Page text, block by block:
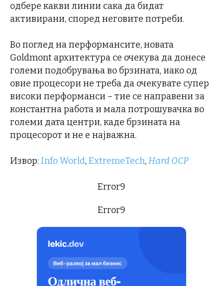
одбере какви линии сака да бидат
активирани, според неговите потреби.
Во поглед на перформансите, новата
Goldmont архитектура се очекува да донесе
големи подобрувања во брзината, иако од
овие процесори не треба да очекувате супер
високи перформанси – тие се направени за
константна работа и мала потрошувачка во
големи дата центри, каде брзината на
процесорот и не е најважна.
Извор: Info World,ExtremeTech,Hard OCP
Error9
Error9